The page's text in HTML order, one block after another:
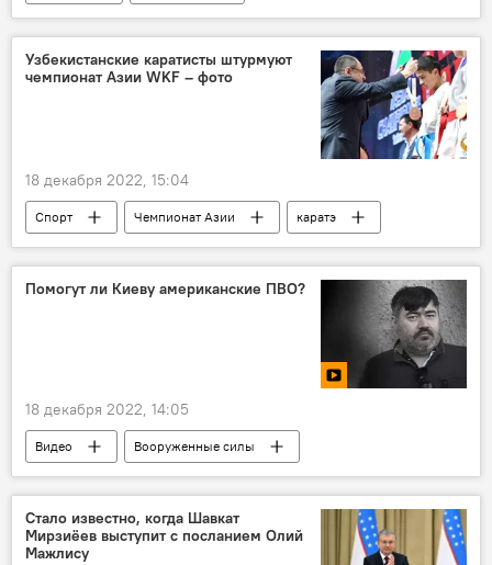
Санкт-Петербург
рейс
Узбекистан
Ташкент
Узбекистанские каратисты штурмуют
чемпионат Азии WKF – фото
18 декабря 2022, 15:04
Спорт Чемпионат Азии
каратэ
Узбекистан
победители Ташкент
Помогут ли Киеву американские ПВО?
18 декабря 2022, 14:05
Видео
Вооруженные силы
Украина
Киев
Стало известно, когда Шавкат
Мирзиёев выступит с посланием Олий
Мажлису